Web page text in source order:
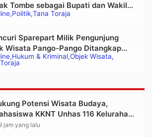
Politik Tana Toraja
Tombe sebagai Bupati dan Wakil
Tana Toraja Terpilih
Hukum & Kriminal Objek Wisata
Sparepart Milik Pengunjung
Wisata Pango-Pango Ditangkap
Potensi Wisata Budaya,
KKNT Unhas 116 Kelurahan
Utara Pasang Papan
jam yang lalu